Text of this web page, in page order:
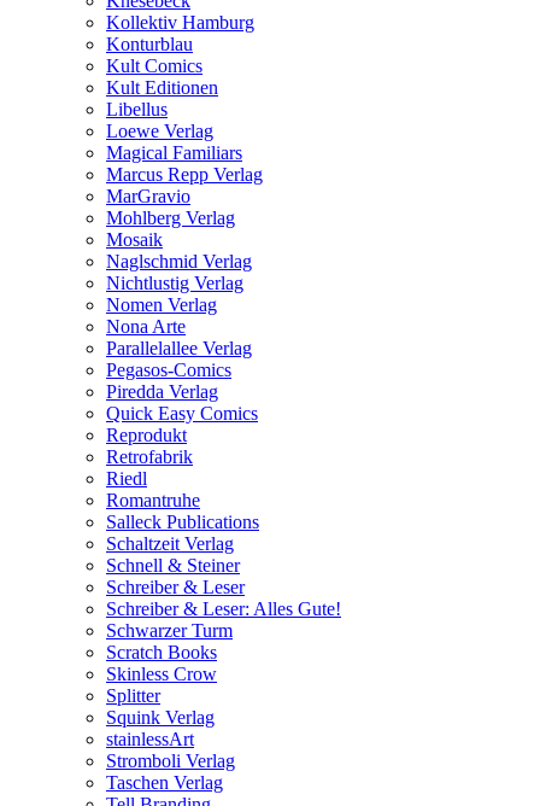
Kollektiv Hamburg
Konturblau
Kult Comics
Kult Editionen
Libellus
Loewe Verlag
Magical Familiars
Marcus Repp Verlag
MarGravio
Mohlberg Verlag
Mosaik
Naglschmid Verlag
Nichtlustig Verlag
Nomen Verlag
Nona Arte
Parallelallee Verlag
Pegasos-Comics
Piredda Verlag
Quick Easy Comics
Reprodukt
Retrofabrik
Riedl
Romantruhe
Salleck Publications
Schaltzeit Verlag
Schnell & Steiner
Schreiber & Leser
Schreiber & Leser: Alles Gute!
Schwarzer Turm
Scratch Books
Skinless Crow
Splitter
Squink Verlag
stainlessArt
Stromboli Verlag
Taschen Verlag